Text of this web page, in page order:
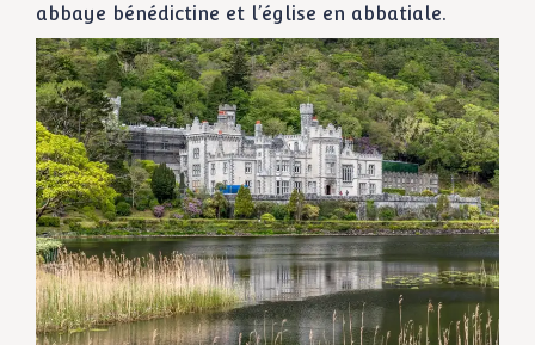
abbaye bénédictine et l’église en abbatiale.